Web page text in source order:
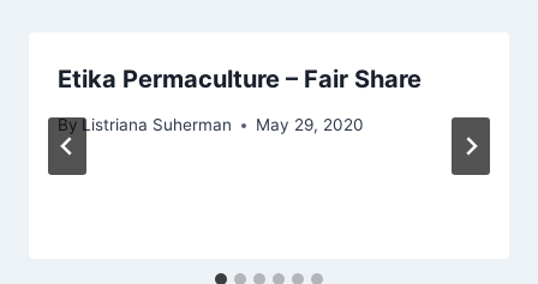
Etika Permaculture – Fair Share
By Listriana Suherman May 29, 2020